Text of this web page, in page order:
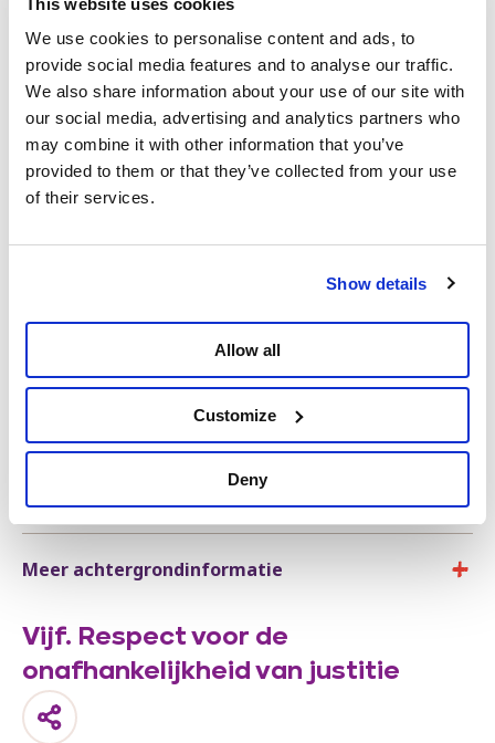
We use cookies to personalise content and ads, to
provide social media features and to analyse our traffic.
We also share information about your use of our site with
our social media, advertising and analytics partners who
may combine it with other information that you’ve
provided to them or that they’ve collected from your use
of their services.
Show details
Allow all
Customize
Deny
Problemen tussen burgers worden zoveel
mogelijk opgelost door bemiddeling, via
justitiehuizen en gratis eerstelijns
rechtsbijstand van goede kwaliteit.
We hervormen het hof van assisen om het te
moderniseren en de democratische voordelen
We breiden het systeem van lekenrechters uit
naar strafrechtbanken en familierechtbanken.
We hervormen de samenstelling van de Colleges
van de hoven en rechtbanken. Deze moeten de
diversiteit weerspiegelen van magistraten,
justitiepersoneel en burgers die er gebruik van
maken.
Meer achtergrondinformatie
Vijf. Respect voor de
onafhankelijkheid van justitie